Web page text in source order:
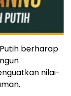
berharap
nilai-